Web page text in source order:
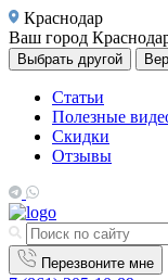
Краснодар
Ваш город
Выбрать другой
Статьи
Полезные
Скидки
Отзывы
Перезвоните мне